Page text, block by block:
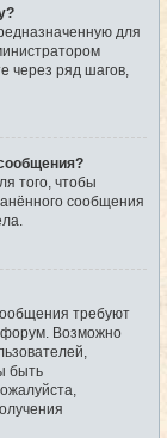
для
через ряд шагов,
того, чтобы
сообщения
требуют
форум. Возможно
быть